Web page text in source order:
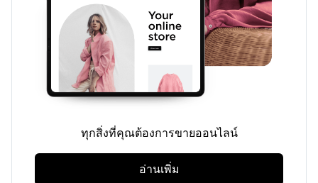
ทุกสิ่งที่คุณต้องการขายออนไลน์
อ่านเพิ่ม